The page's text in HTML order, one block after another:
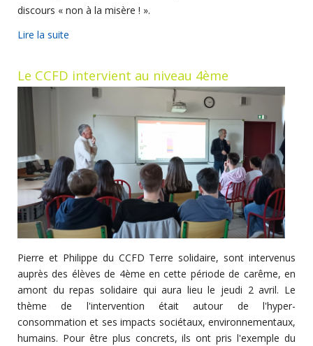
discours « non à la misère ! ».
Lire la suite
Le CCFD intervient au niveau 4ème
Pierre et Philippe du CCFD Terre solidaire, sont intervenus
auprès des élèves de 4ème en cette période de carême, en
amont du repas solidaire qui aura lieu le jeudi 2 avril. Le
thème de l'intervention était autour de l'hyper-
consommation et ses impacts sociétaux, environnementaux,
humains. Pour être plus concrets, ils ont pris l'exemple du